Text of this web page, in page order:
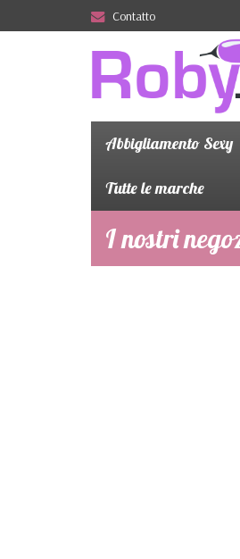
Contatto
Abbigliamento Sexy
Tutte le marche
I nostri